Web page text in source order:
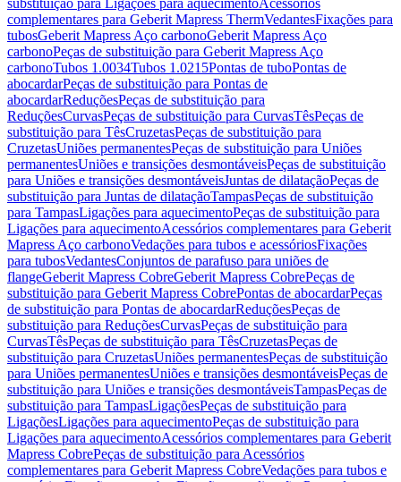
substituição para Ligações para aquecimentoAcessórios
complementares para Geberit Mapress ThermVedantesFixações para
tubosGeberit Mapress Aço carbonoGeberit Mapress Aço
carbonoPeças de substituição para Geberit Mapress Aço
carbonoTubos 1.0034Tubos 1.0215Pontas de tuboPontas de
abocardarPeças de substituição para Pontas de
abocardarReduçõesPeças de substituição para
ReduçõesCurvasPeças de substituição para CurvasTêsPeças de
substituição para TêsCruzetasPeças de substituição para
CruzetasUniões permanentesPeças de substituição para Uniões
permanentesUniões e transições desmontáveisPeças de substituição
para Uniões e transições desmontáveisJuntas de dilataçãoPeças de
substituição para Juntas de dilataçãoTampasPeças de substituição
para TampasLigações para aquecimentoPeças de substituição para
Ligações para aquecimentoAcessórios complementares para Geberit
Mapress Aço carbonoVedações para tubos e acessóriosFixações
para tubosVedantesConjuntos de parafuso para uniões de
flangeGeberit Mapress CobreGeberit Mapress CobrePeças de
substituição para Geberit Mapress CobrePontas de abocardarPeças
de substituição para Pontas de abocardarReduçõesPeças de
substituição para ReduçõesCurvasPeças de substituição para
CurvasTêsPeças de substituição para TêsCruzetasPeças de
substituição para CruzetasUniões permanentesPeças de substituição
para Uniões permanentesUniões e transições desmontáveisPeças de
substituição para Uniões e transições desmontáveisTampasPeças de
substituição para TampasLigaçõesPeças de substituição para
LigaçõesLigações para aquecimentoPeças de substituição para
Ligações para aquecimentoAcessórios complementares para Geberit
Mapress CobrePeças de substituição para Acessórios
complementares para Geberit Mapress CobreVedações para tubos e